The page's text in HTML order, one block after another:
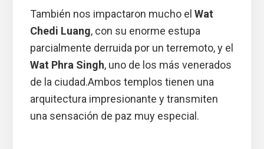
También nos impactaron mucho el Wat
Chedi Luang, con su enorme estupa
parcialmente derruida por un terremoto, y el
Wat Phra Singh, uno de los más venerados
de la ciudad.Ambos templos tienen una
arquitectura impresionante y transmiten
una sensación de paz muy especial.